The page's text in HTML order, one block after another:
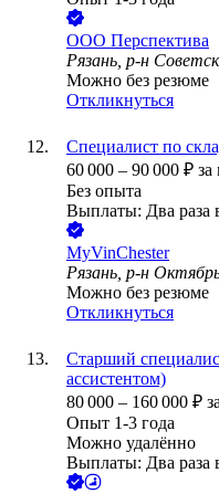
ООО Перспектива
Рязань, р-н
Можно без резюме
Откликнуться
Специалист по
60 000 – 90 000 ₽ за
Без опыта
Выплаты: Два раза
MyVinChester
Рязань, р-н
Можно без резюме
Откликнуться
Старший
ассистентом)
80 000 – 160 000 ₽
Опыт 1-3 года
Можно удалённо
Выплаты: Два раза